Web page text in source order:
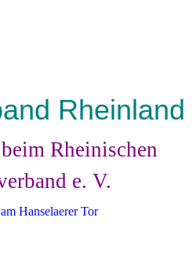
Rheinland
Rheinischen
e. V.
Hanselaerer Tor